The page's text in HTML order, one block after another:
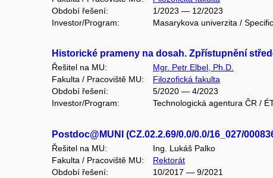
Období řešení:
1/2023 — 12/2023
Investor/Program:
Masarykova univerzita /
Historické prameny na dosah. Zpřístupnění
Řešitel na MU:
Mgr. Petr Elbel, Ph.D.
Fakulta / Pracoviště MU:
Filozofická fakulta
Období řešení:
5/2020 — 4/2023
Investor/Program:
Technologická agentura ČR /
Postdoc@MUNI (CZ.02.2.69/0.0/0.0/16_027/
Řešitel na MU:
Ing. Lukáš Palko
Fakulta / Pracoviště MU:
Rektorát
Období řešení:
10/2017 — 9/2021